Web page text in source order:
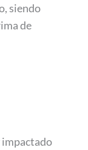
siendo
de
impactado